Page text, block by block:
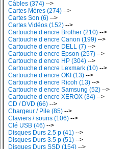
Câbles (374) -->
Cartes Mères (274) -->
Cartes Son (6) -->
Cartes Vidéos (152) -->
Cartouche d encre Brother (210) -->
Cartouche d encre Canon (199) -->
Cartouche d encre DELL (7) -->
Cartouche d encre Epson (257) -->
Cartouche d encre HP (304) -->
Cartouche d encre Lexmark (10) -->
Cartouche d encre OKI (13) -->
Cartouche d encre Ricoh (13) -->
Cartouche d encre Samsung (52) -->
Cartouche d encre XEROX (34) -->
CD / DVD (66) -->
Chargeur / Pile (85) -->
Claviers / souris (106) -->
Clé USB (46) -->
Disques Durs 2.5 p (41) -->
Disques Durs 3.5 p (51) -->
Disques Durs SSD (154) -->